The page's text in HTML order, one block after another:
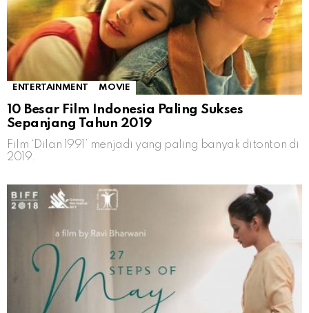
ENTERTAINMENT MOVIE
10 Besar Film Indonesia Paling Sukses
Sepanjang Tahun 2019
Film ‘Dilan 1991’ menjadi yang paling banyak ditonton di
2019.